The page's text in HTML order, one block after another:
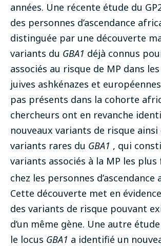
années. Une récente étude du
des personnes d’ascendance
distinguée par une découverte
variants du GBA1 déjà connus
associés au risque de MP dans
juives ashkénazes et
pas présents dans la cohorte
chercheurs ont en revanche
nouveaux variants de risque
variants rares du GBA1 , qui
variants associés à la MP les
chez les personnes d’ascendance
Cette découverte met en
des variants de risque pouvant
d’un même gène. Une autre
le locus GBA1 a identifié un